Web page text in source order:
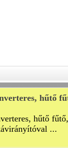
hűtő
hűtő
...